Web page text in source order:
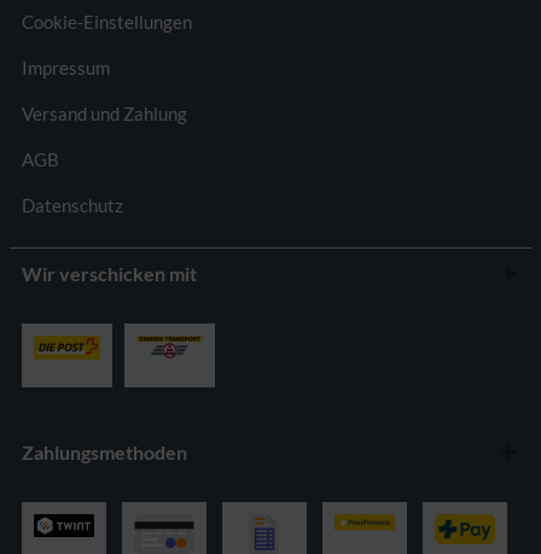
Cookie-Einstellungen
Impressum
Versand und Zahlung
AGB
Datenschutz
Wir verschicken mit
Zahlungsmethoden